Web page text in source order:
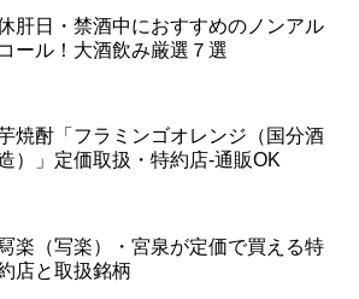
肝日・禁酒中におすすめのノンアル
コール！大酒飲み厳選７選
焼酎「フラミンゴオレンジ（国分酒
）」定価取扱・特約店-通販OK
楽（写楽）・宮泉が定価で買える特
店と取扱銘柄